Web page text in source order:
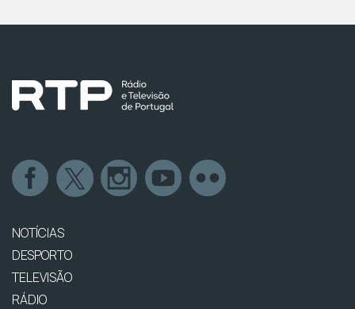
NOTÍCIAS
DESPORTO
TELEVISÃO
RÁDIO